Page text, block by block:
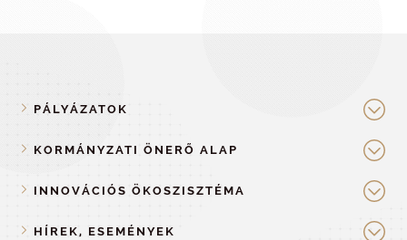
PÁLYÁZATOK
KORMÁNYZATI ÖNERŐ ALAP
INNOVÁCIÓS ÖKOSZISZTÉMA
HÍREK, ESEMÉNYEK